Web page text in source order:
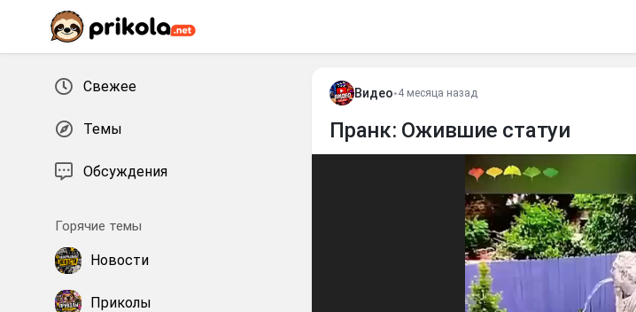
Перейти к контенту
Свежее
Темы
Обсуждения
Горячие темы
Новости
Приколы
Видео•4 месяца назад
Пранк: Ожившие статуи